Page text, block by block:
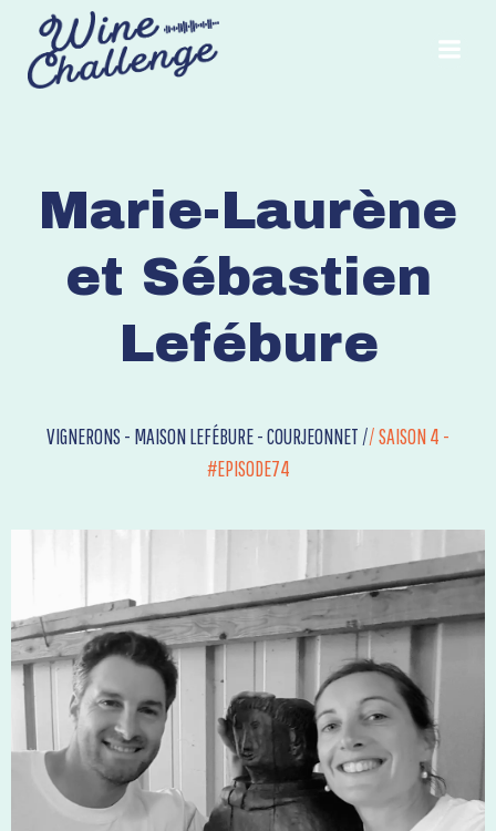
Marie-Laurène
et Sébastien
Lefébure
VIGNERONS - MAISON LEFÉBURE - COURJEONNET //SAISON 4 -
#EPISODE74